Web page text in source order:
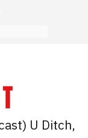
U Ditch,